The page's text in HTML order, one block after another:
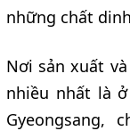
những chất
Nơi sản xuất
nhiều nhất là
Gyeongsang,